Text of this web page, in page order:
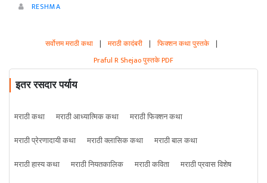
RESHMA
सर्वोत्तम मराठी कथा | मराठी कादंबरी | फिक्शन कथा पुस्तके |
Praful R Shejao पुस्तके PDF
इतर रसदार पर्याय
मराठी कथा मराठी आध्यात्मिक कथा
मराठी फिक्शन कथा
मराठी प्रेरणादायी कथा
मराठी क्लासिक कथा
मराठी बाल कथा
मराठी हास्य कथा
मराठी नियतकालिक मराठी कविता
मराठी प्रवास विशेष